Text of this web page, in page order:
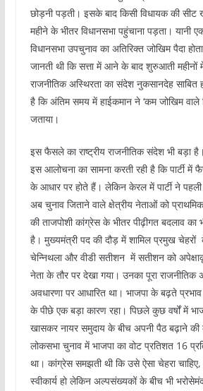
छोड़नी पड़ती। इसके बाद किसी विधायक की सीट
महीने के भीतर विधानसभा पहुंचाना पड़ता। यानी
विधानसभा उपचुनाव का अतिरिक्त जोखिम पैदा
जानती थी कि सत्ता में आने के बाद शुरुआती महीनों
राजनीतिक अस्थिरता का संदेश नुकसानदेह साबित
है कि अंतिम समय में हाईकमान ने ‘कम जोखिम वाले
जताया।
इस फैसले का राष्ट्रीय राजनीतिक संदेश भी बड़ा
इस आलोचना का सामना करती रही है कि पार्टी में
के आधार पर होते हैं। लेकिन केरल में पार्टी ने
अब चुनाव जिताने वाले क्षेत्रीय नेताओं को
की ताजपोशी कांग्रेस के भीतर पीढ़ीगत बदलाव का
है। मुख्यमंत्री पद की दौड़ में शामिल प्रमुख चेहरों
चेन्निथला और वीडी सतीशन में सतीशन को
नेता के तौर पर देखा गया। उनका पूरा राजनीतिक
अवधारणा पर आधारित था। भाजपा के बढ़ते
के पीछे एक बड़ा कारण रहा। पिछले कुछ वर्षों में
खासकर नायर समुदाय के बीच अपनी पैठ बढ़ाने
लोकसभा चुनाव में भाजपा का वोट प्रतिशत 16
था। कांग्रेस समझती थी कि उसे ऐसा चेहरा
स्वीकार्य हो लेकिन अल्पसंख्यकों के बीच भी